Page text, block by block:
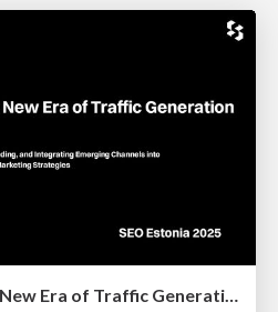
Redefining SEO in the New Era of Traffic Generation